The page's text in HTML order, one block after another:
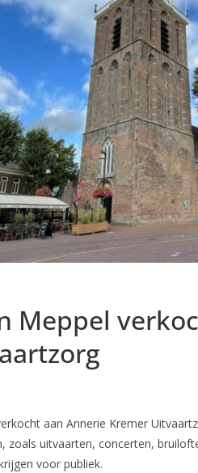
Meppel
aan Annerie Kremer
zoals uitvaarten, concerten,
voor publiek.